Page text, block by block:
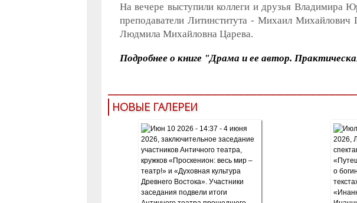
На вечере выступили коллеги и друзья Владимира
преподаватели Литинститута - Михаил
Людмила Михайловна Царева.
Подробнее о книге "Драма и ее автор.
НОВЫЕ ГАЛЕРЕИ